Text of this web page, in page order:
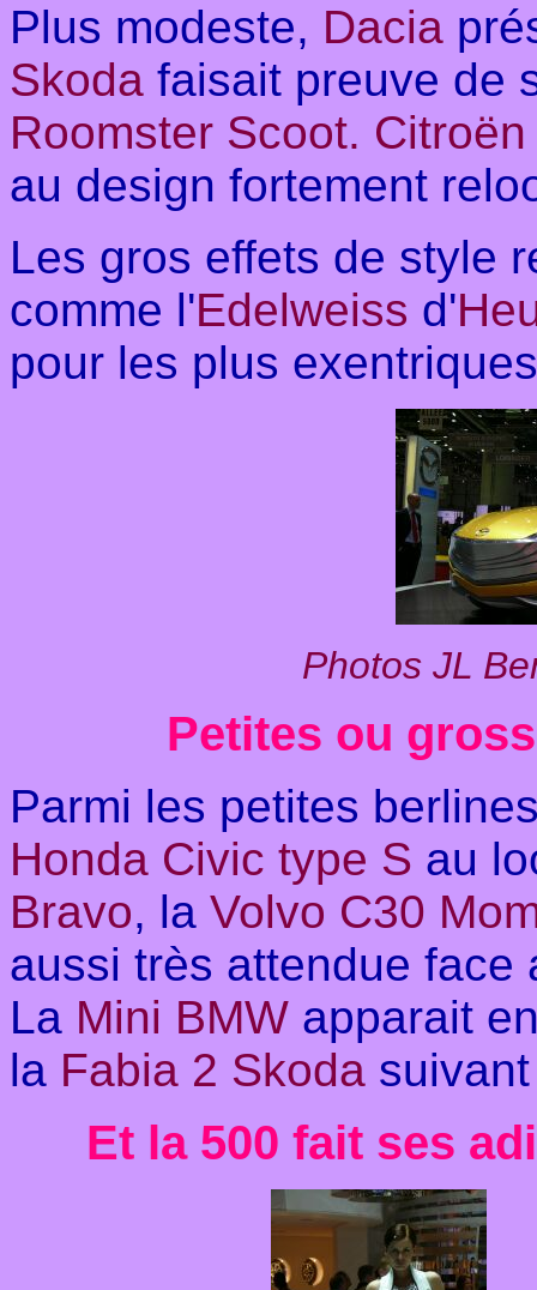
Plus modeste, Dacia
Skoda faisait preuve de
Roomster Scoot. Citroën
au design fortement
Les gros effets de style
comme l'Edelweiss d'
pour les plus
Photos JL
Petites ou
Parmi les petites
Honda Civic type S au
Bravo, la Volvo C30
aussi très attendue
La Mini BMW apparait
la Fabia 2 Skoda
Et la 500 fait ses